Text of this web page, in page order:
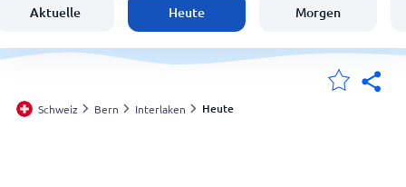
Deutschland
Österreich
Aktuelle Heute Morgen
Schweiz Bern Interlaken Heute